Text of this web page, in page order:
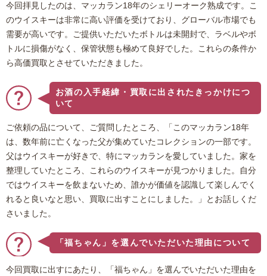
今回拝見したのは、マッカラン18年のシェリーオーク熟成です。こ
のウイスキーは非常に高い評価を受けており、グローバル市場でも
需要が高いです。ご提供いただいたボトルは未開封で、ラベルやボ
トルに損傷がなく、保管状態も極めて良好でした。これらの条件か
ら高価買取とさせていただきました。
お酒の入手経緯・買取に出されたきっかけにつ
いて
ご依頼の品について、ご質問したところ、「このマッカラン18年
は、数年前に亡くなった父が集めていたコレクションの一部です。
父はウイスキーが好きで、特にマッカランを愛していました。家を
整理していたところ、これらのウイスキーが見つかりました。自分
ではウイスキーを飲まないため、誰かが価値を認識して楽しんでく
れると良いなと思い、買取に出すことにしました。」とお話しくだ
さいました。
「福ちゃん」を選んでいただいた理由について
今回買取に出すにあたり、「福ちゃん」を選んでいただいた理由を